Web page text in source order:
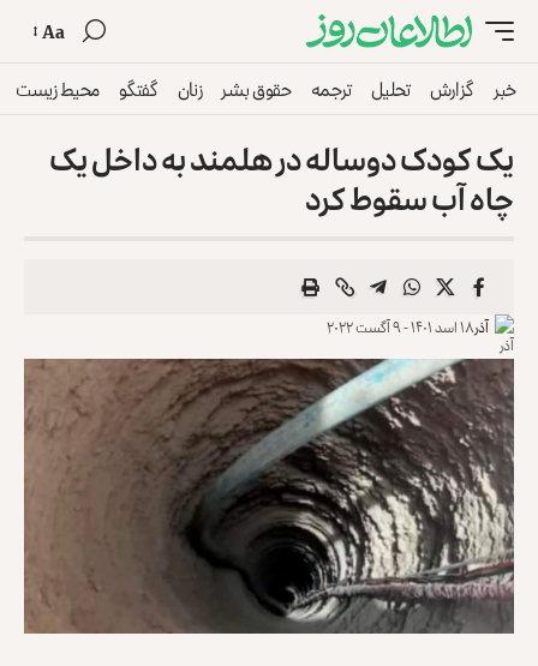
Aa
خبر گزارش تحلیل ترجمه حقوق بشر زنان گفتگو محیط زیست
یک کودک دوساله در هلمند به داخل یک
چاه آب سقوط کرد
آذر۱۸ اسد ۱۴۰۱ - ۹ آگست ۲۰۲۲